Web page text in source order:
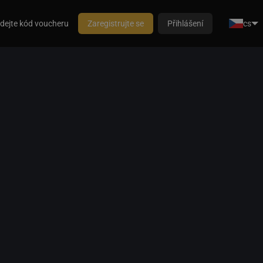
kód voucheru Zaregistrujte se Přihlášení cs